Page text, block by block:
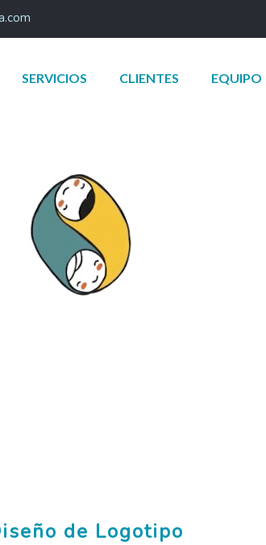
SERVICIOS CLIENTES EQUIPO
de Logotipo